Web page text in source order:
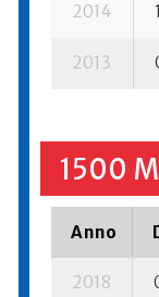
2014
2013
1500
Anno
2018